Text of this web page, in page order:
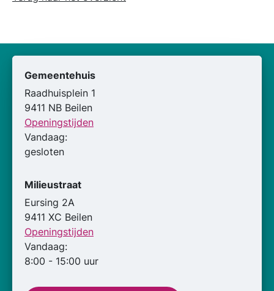
Gemeentehuis
Raadhuisplein 1
9411 NB Beilen
Openingstijden
Vandaag:
gesloten
Milieustraat
Eursing 2A
9411 XC Beilen
Openingstijden
Vandaag:
8:00 - 15:00 uur